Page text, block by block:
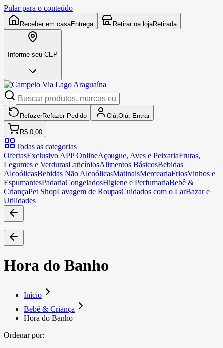
Pular para o conteúdo
Receber em casaEntrega Retirar na lojaRetirada
Informe seu CEP
RefazerRefazer Pedido Olá, Olá, Entrar
R$ 0,00
Todas as categorias
OfertasExclusivo APP OnlineAçougue, Aves e PeixariaFrutas,
Legumes e VerdurasLaticíniosAlimentos BásicosBebidas
AlcoólicasBebidas Não AlcoólicasMatinaisMerceariaFriosVinhos e
EspumantesPadariaCongeladosHigiene e PerfumariaBebê &
CriançaPet ShopLavagem de RoupasCuidados com o LarBazar e
Utilidades
Hora do Banho
Início
Bebê & Criança
Hora do Banho
Ordenar por: